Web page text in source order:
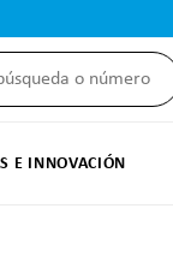
E INNOVACIÓN